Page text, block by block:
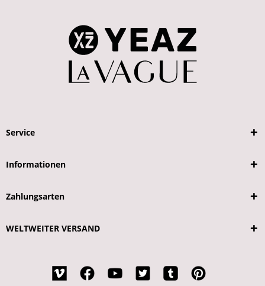
Service
Informationen
Zahlungsarten
WELTWEITER VERSAND